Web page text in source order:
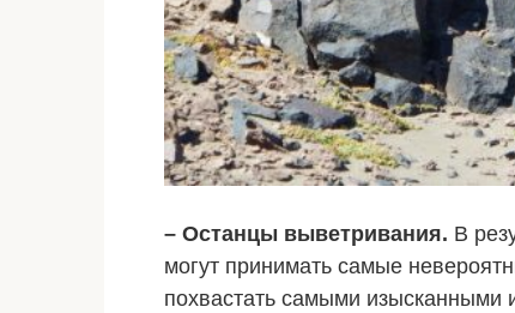
– Останцы выветривания. В
могут принимать самые
похвастать самыми